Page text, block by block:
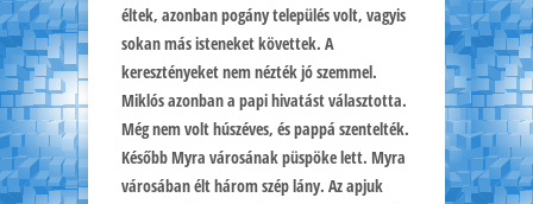
éltek, azonban pogány település volt, vagyis
sokan más isteneket követtek. A
keresztényeket nem nézték jó szemmel.
Miklós azonban a papi hivatást választotta.
Még nem volt húszéves, és pappá szentelték.
Később Myra városának püspöke lett. Myra
városában élt három szép lány. Az apjuk